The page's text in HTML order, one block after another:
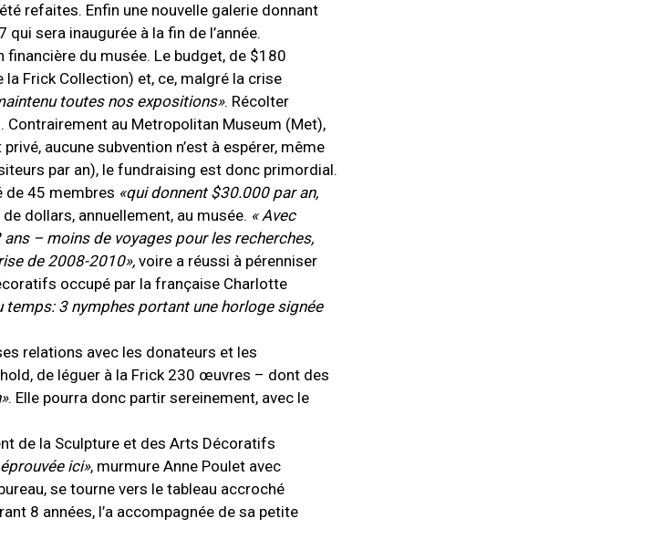
refaites. Enfin une nouvelle galerie donnant
sera inaugurée à la fin de l’année.
financière du musée. Le budget, de $180
Frick Collection) et, ce, malgré la crise
toutes nos expositions». Récolter
Contrairement au Metropolitan Museum (Met),
aucune subvention n’est à espérer, même
par an), le fundraising est donc primordial.
de 45 membres «qui donnent $30.000 par an,
dollars, annuellement, au musée. « Avec
– moins de voyages pour les recherches,
de 2008-2010», voire a réussi à pérenniser
occupé par la française Charlotte
temps: 3 nymphes portant une horloge signée
relations avec les donateurs et les
de léguer à la Frick 230 œuvres – dont des
. Elle pourra donc partir sereinement, avec le
de la Sculpture et des Arts Décoratifs
ici», murmure Anne Poulet avec
se tourne vers le tableau accroché
8 années, l’a accompagnée de sa petite